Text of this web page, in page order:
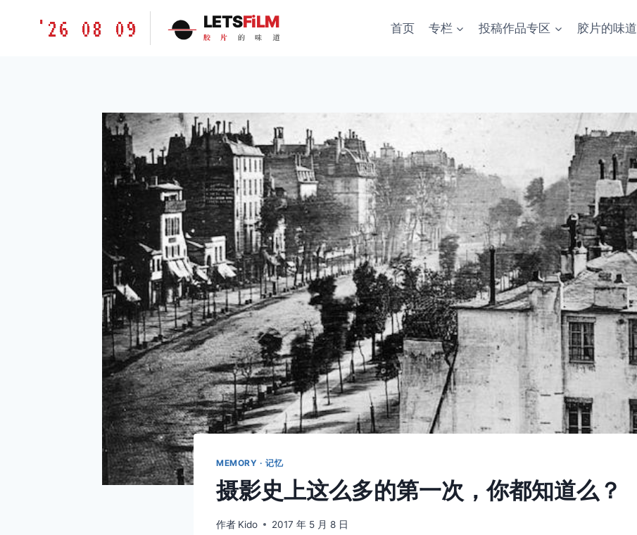
胶'26 08 09 LETSFiLM
胶 片 的 味 道
首页 专栏 投稿作品专区 胶片的味道
MEMORY · 记忆
摄影史上这么多的第一次，你都知道么？
作者 Kido 2017 年 5 月 8 日